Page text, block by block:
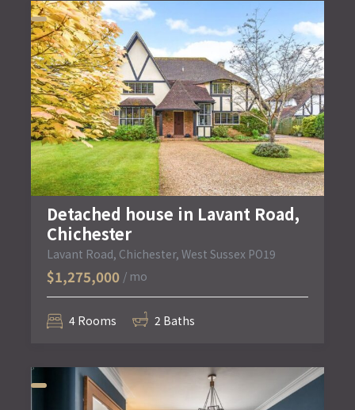
Detached house in Lavant Road,
Chichester
Lavant Road, Chichester, West Sussex PO19
$1,275,000 / mo
4 Rooms 2 Baths